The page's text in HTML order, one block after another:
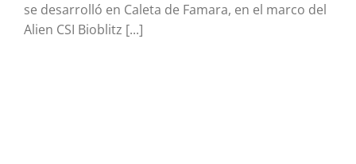
se desarrolló en Caleta de Famara, en el marco del
Alien CSI Bioblitz [...]